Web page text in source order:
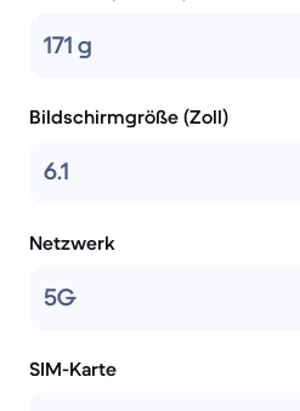
171 g
Bildschirmgröße (Zoll)
6.1
Netzwerk
5G
SIM-Karte